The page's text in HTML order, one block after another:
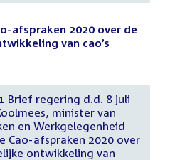
afspraken 2020 over de
van cao’s
Brief regering d.d. 8 juli
minister van
en Werkgelegenheid
Cao-afspraken 2020 over
ontwikkeling van